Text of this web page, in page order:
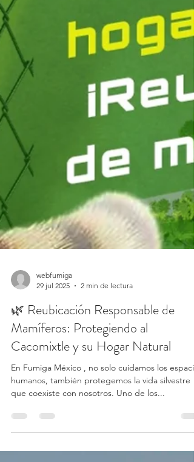
webfumiga
29 jul 2025
2 min de lectura
🌿 Reubicación Responsable de
Mamíferos: Protegiendo al
Cacomixtle y su Hogar Natural
En Fumiga México , no solo cuidamos los